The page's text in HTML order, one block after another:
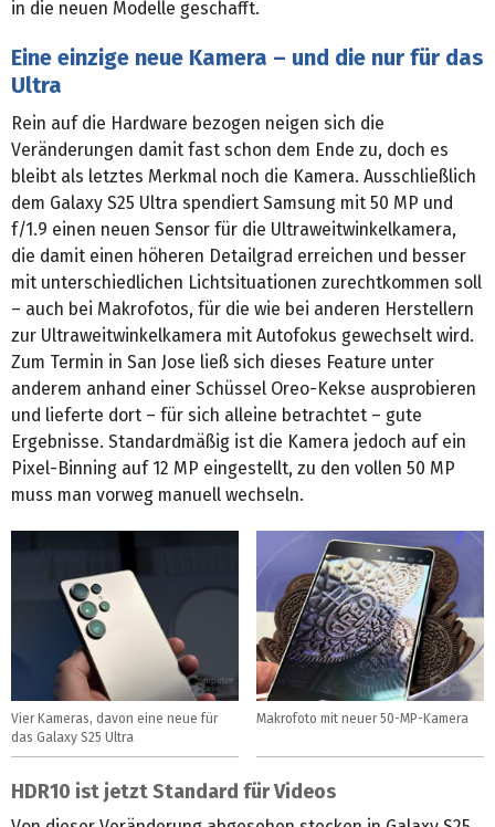
in die neuen Modelle geschafft.
Eine einzige neue Kamera – und die nur für das
Ultra
Rein auf die Hardware bezogen neigen sich die
Veränderungen damit fast schon dem Ende zu, doch es
bleibt als letztes Merkmal noch die Kamera. Ausschließlich
dem Galaxy S25 Ultra spendiert Samsung mit 50 MP und
f/1.9 einen neuen Sensor für die Ultraweitwinkelkamera,
die damit einen höheren Detailgrad erreichen und besser
mit unterschiedlichen Lichtsituationen zurechtkommen soll
– auch bei Makrofotos, für die wie bei anderen Herstellern
zur Ultraweitwinkelkamera mit Autofokus gewechselt wird.
Zum Termin in San Jose ließ sich dieses Feature unter
anderem anhand einer Schüssel Oreo-Kekse ausprobieren
und lieferte dort – für sich alleine betrachtet – gute
Ergebnisse. Standardmäßig ist die Kamera jedoch auf ein
Pixel-Binning auf 12 MP eingestellt, zu den vollen 50 MP
muss man vorweg manuell wechseln.
Vier Kameras, davon eine neue für
das Galaxy S25 Ultra
Makrofoto mit neuer 50-MP-Kamera
HDR10 ist jetzt Standard für Videos